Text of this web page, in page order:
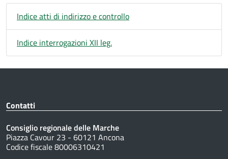
Indice atti di indirizzo e controllo
Indice interrogazioni XII leg.
Contatti
Consiglio regionale delle Marche
Piazza Cavour 23 - 60121 Ancona
Codice fiscale 80006310421